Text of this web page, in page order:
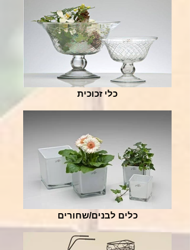
כלי זכוכית
כלים לבנים/שחורים